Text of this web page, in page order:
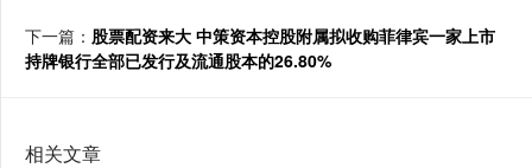
下一篇： 股票配资来大 中策资本控股附属拟收购菲律宾一家上市
持牌银行全部已发行及流通股本的26.80%
相关文章